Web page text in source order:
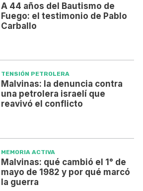
A 44 años del Bautismo de
Fuego: el testimonio de Pablo
Carballo
TENSIÓN PETROLERA
Malvinas: la denuncia contra
una petrolera israelí que
reavivó el conflicto
MEMORIA ACTIVA
Malvinas: qué cambió el 1° de
mayo de 1982 y por qué marcó
la guerra